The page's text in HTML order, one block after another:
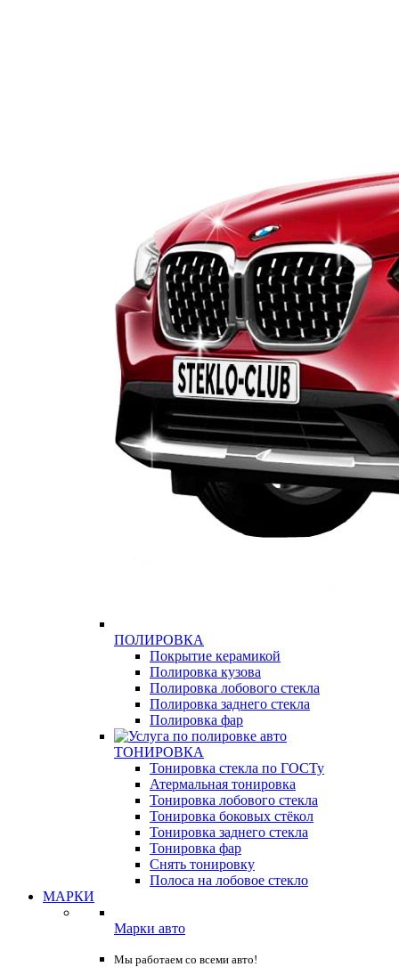
ПОЛИРОВКА
Покрытие керамикой
Полировка кузова
Полировка лобового стекла
Полировка заднего стекла
Полировка фар
ТОНИРОВКА
Тонировка стекла по ГОСТу
Атермальная тонировка
Тонировка лобового стекла
Тонировка боковых стёкол
Тонировка заднего стекла
Тонировка фар
Снять тонировку
Полоса на лобовое стекло
МАРКИ
Марки авто
Мы работаем со всеми авто!